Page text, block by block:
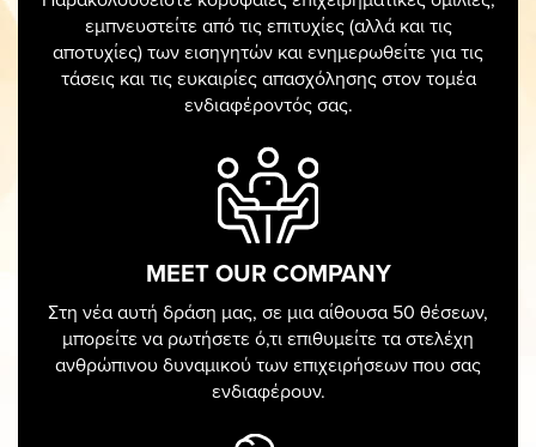
εμπνευστείτε από τις επιτυχίες (αλλά και τις
αποτυχίες) των εισηγητών και ενημερωθείτε για τις
τάσεις και τις ευκαιρίες απασχόλησης στον τομέα
ενδιαφέροντός σας.
MEET OUR COMPANY
Στη νέα αυτή δράση μας, σε μια αίθουσα 50 θέσεων,
μπορείτε να ρωτήσετε ό,τι επιθυμείτε τα στελέχη
ανθρώπινου δυναμικού των επιχειρήσεων που σας
ενδιαφέρουν.